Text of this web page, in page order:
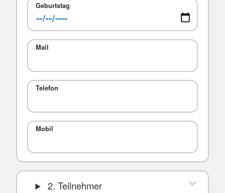
Geburtstag
Mail
Telefon
Mobil
2. Teilnehmer